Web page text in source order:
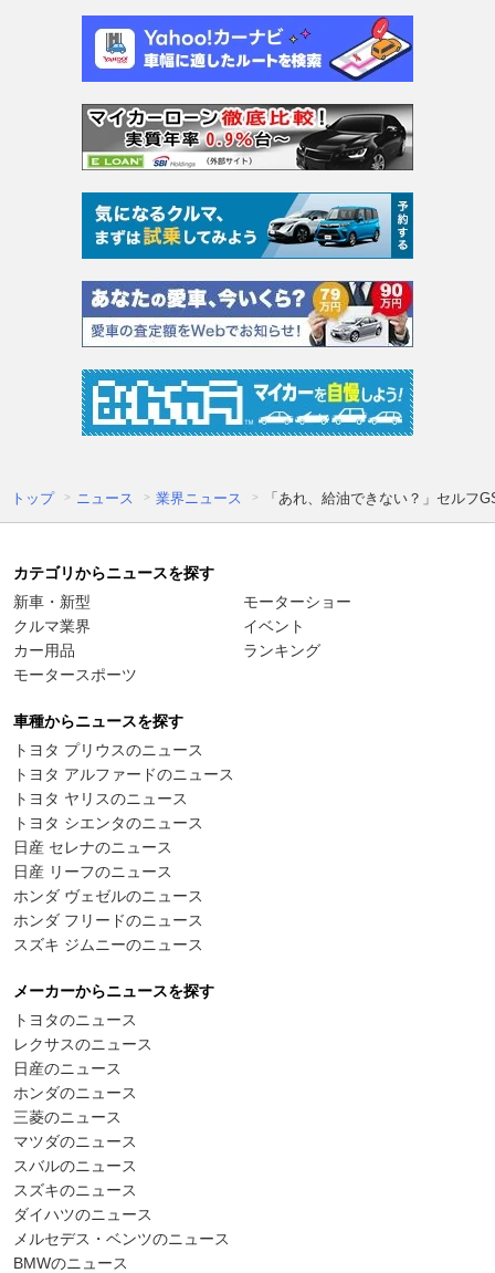
トップ ニュース 業界ニュース 「あれ、給油できない？」セルフ
カテゴリからニュースを探す
新車・新型
クルマ業界
カー用品
モータースポーツ
モーターショー
イベント
ランキング
車種からニュースを探す
トヨタ プリウスのニュース
トヨタ アルファードのニュース
トヨタ ヤリスのニュース
トヨタ シエンタのニュース
日産 セレナのニュース
日産 リーフのニュース
ホンダ ヴェゼルのニュース
ホンダ フリードのニュース
スズキ ジムニーのニュース
メーカーからニュースを探す
トヨタのニュース
レクサスのニュース
日産のニュース
ホンダのニュース
三菱のニュース
マツダのニュース
スバルのニュース
スズキのニュース
ダイハツのニュース
メルセデス・ベンツのニュース
BMWのニュース